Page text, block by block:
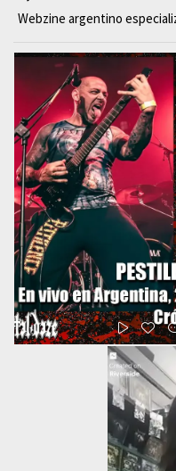
Webzine argentino